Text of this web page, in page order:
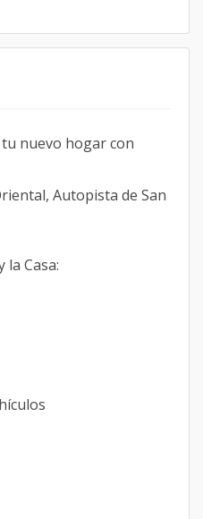
nuevo hogar con
Autopista de San
la Casa: